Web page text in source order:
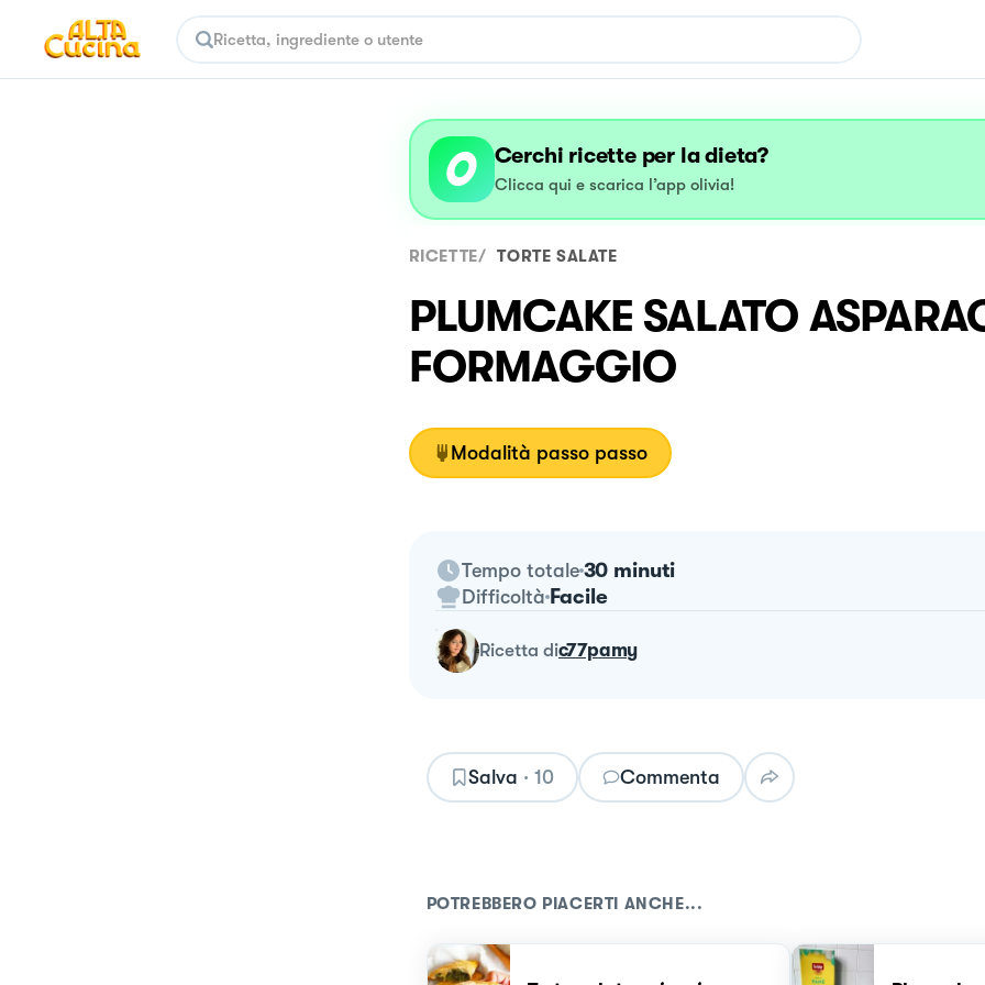
Cerchi ricette per la dieta?
Clicca qui e scarica l’app olivia!
RICETTE/ TORTE SALATE
PLUMCAKE SALATO
FORMAGGIO
Modalità passo passo
Tempo totale 30 minuti
Difficoltà Facile
ricetta dic77pamy
Salva · 10 Commenta
POTREBBERO PIACERTI ANCHE...